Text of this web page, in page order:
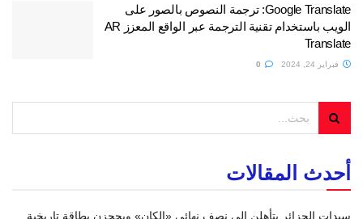
Google Translate: ترجمة النصوص بالصور على
الويب باستخدام تقنية الترجمة عبر الواقع المعزز AR
Translate
فبراير 24, 2024
أحدث المقالات
سيدات الجزائر يتأهلن إلى نصف نهائي «الكان» ويحجزن بطاقة تاريخية